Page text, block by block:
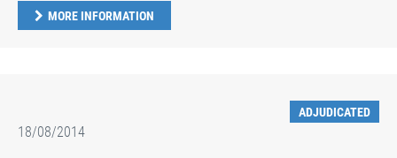
MORE INFORMATION
ADJUDICATED
18/08/2014